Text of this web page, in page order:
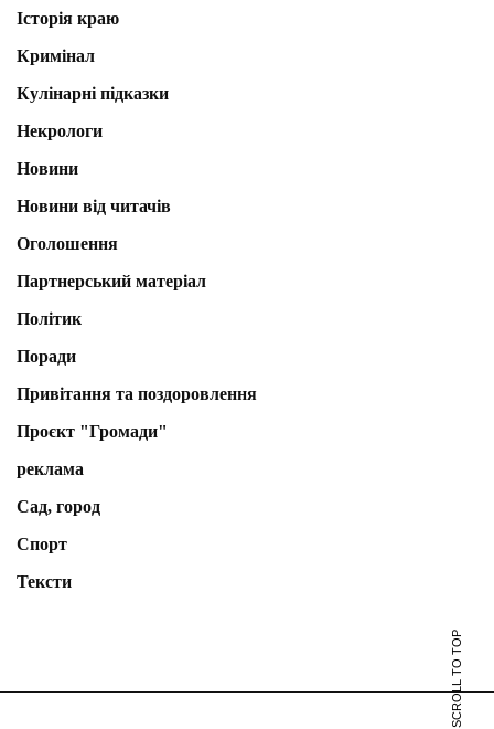
Історія краю
Кримінал
Кулінарні підказки
Некрологи
Новини
Новини від читачів
Оголошення
Партнерський матеріал
Політик
Поради
Привітання та поздоровлення
Проєкт "Громади"
реклама
Сад, город
Спорт
Тексти
SCROLL TO TOP